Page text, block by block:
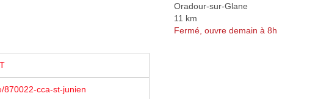
870022-cca-st-junien
Oradour-sur-Glane
11 km
Fermé, ouvre demain à 8h